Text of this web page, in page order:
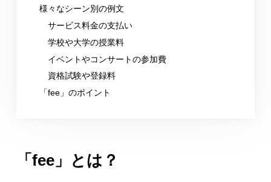
様々なシーン別の例文
サービス料金の支払い
学校や大学の授業料
イベントやコンサートの参加費
資格試験や登録料
「fee」のポイント
「fee」とは？